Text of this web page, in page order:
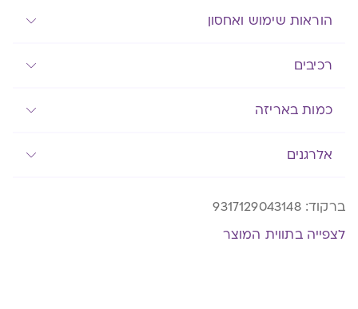
הוראות שימוש ואחסון
רכיבים
כמות באריזה
אלרגנים
ברקוד:9317129043148
לצפייה בתווית המוצר